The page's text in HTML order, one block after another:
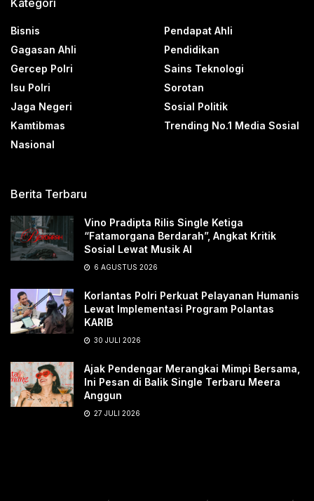
Bisnis
Gagasan Ahli
Gercep Polri
Isu Polri
Jaga Negeri
Kamtibmas
Nasional
Pendapat Ahli
Pendidikan
Sains Teknologi
Sorotan
Sosial Politik
Trending No.1 Media Sosial
Berita Terbaru
Vino Pradipta Rilis Single Ketiga
“Fatamorgana Berdarah”, Angkat Kritik
Sosial Lewat Musik AI
6 AGUSTUS 2026
Korlantas Polri Perkuat Pelayanan Humanis
Lewat Implementasi Program Polantas
KARIB
30 JULI 2026
Ajak Pendengar Merangkai Mimpi Bersama,
Ini Pesan di Balik Single Terbaru Meera
Anggun
27 JULI 2026